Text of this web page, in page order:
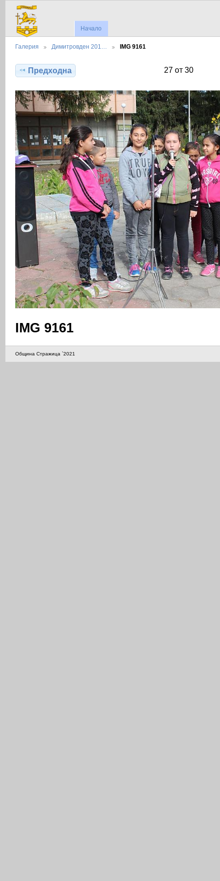
Начало
Галерия Димитровден 201… IMG 9161
Предходна 27 от 30
IMG 9161
Община Стражица `2021